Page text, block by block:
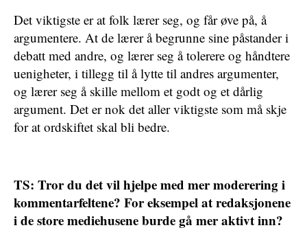
Det viktigste er at folk lærer seg, og får øve på, å
argumentere. At de lærer å begrunne sine påstander i
debatt med andre, og lærer seg å tolerere og håndtere
uenigheter, i tillegg til å lytte til andres argumenter,
og lærer seg å skille mellom et godt og et dårlig
argument. Det er nok det aller viktigste som må skje
for at ordskiftet skal bli bedre.
TS: Tror du det vil hjelpe med mer moderering i
kommentarfeltene? For eksempel at redaksjonene
i de store mediehusene burde gå mer aktivt inn?